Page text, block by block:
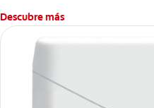
Descubre más